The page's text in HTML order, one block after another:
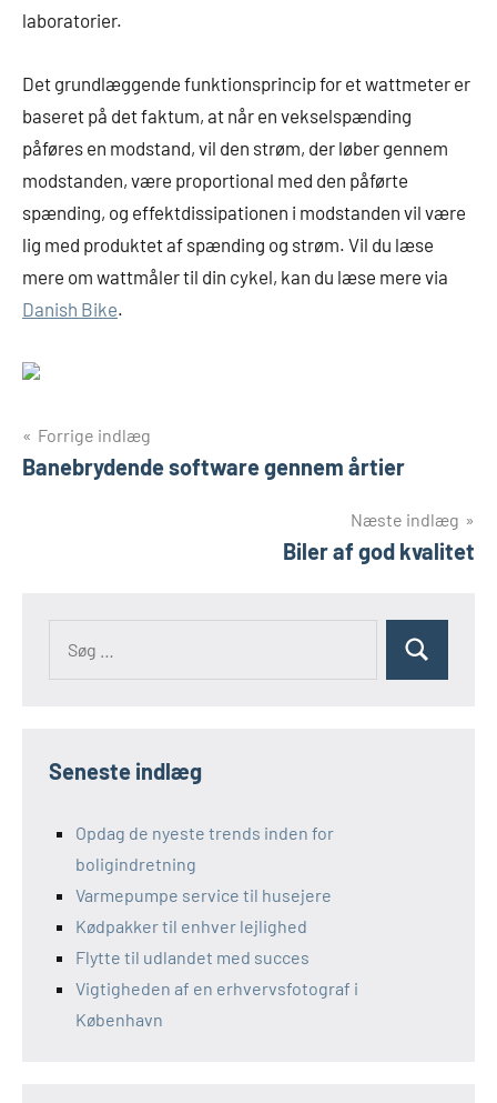
laboratorier.
Det grundlæggende funktionsprincip for et wattmeter er
baseret på det faktum, at når en vekselspænding
påføres en modstand, vil den strøm, der løber gennem
modstanden, være proportional med den påførte
spænding, og effektdissipationen i modstanden vil være
lig med produktet af spænding og strøm. Vil du læse
mere om wattmåler til din cykel, kan du læse mere via
Danish Bike.
Indlægsnavigation
Forrige indlæg
Banebrydende software gennem årtier
Næste indlæg
Biler af god kvalitet
Seneste indlæg
Opdag de nyeste trends inden for
boligindretning
Varmepumpe service til husejere
Kødpakker til enhver lejlighed
Flytte til udlandet med succes
Vigtigheden af en erhvervsfotograf i
København